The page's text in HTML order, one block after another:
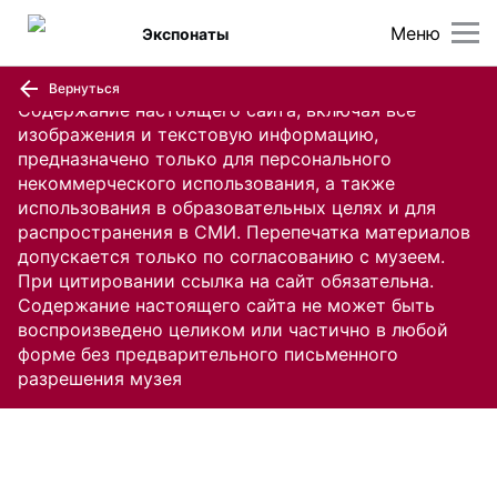
Содержание настоящего сайта, включая все
изображения и текстовую информацию,
предназначено только для персонального
некоммерческого использования, а также
использования в образовательных целях и для
распространения в СМИ. Перепечатка материалов
допускается только по согласованию с музеем.
При цитировании ссылка на сайт обязательна.
Содержание настоящего сайта не может быть
воспроизведено целиком или частично в любой
форме без предварительного письменного
разрешения музея
Меню
Экспонаты
Вернуться